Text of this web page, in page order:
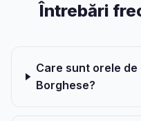
Întrebări
Care sunt orele
Borghese?